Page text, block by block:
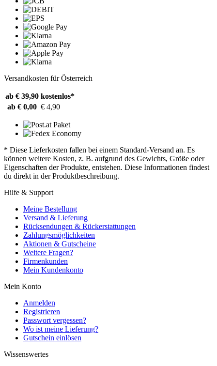
Versandkosten für Österreich
ab € 39,90 kostenlos*
ab € 0,00 € 4,90
* Diese Lieferkosten fallen bei einem Standard-Versand an. Es
können weitere Kosten, z. B. aufgrund des Gewichts, Größe oder
Eigenschaften der Produkte, entstehen. Diese Informationen findest
du direkt in der Produktbeschreibung.
Hilfe & Support
Meine Bestellung
Versand & Lieferung
Rücksendungen & Rückerstattungen
Zahlungsmöglichkeiten
Aktionen & Gutscheine
Weitere Fragen?
Firmenkunden
Mein Kundenkonto
Mein Konto
Anmelden
Registrieren
Passwort vergessen?
Wo ist meine Lieferung?
Gutschein einlösen
Wissenswertes